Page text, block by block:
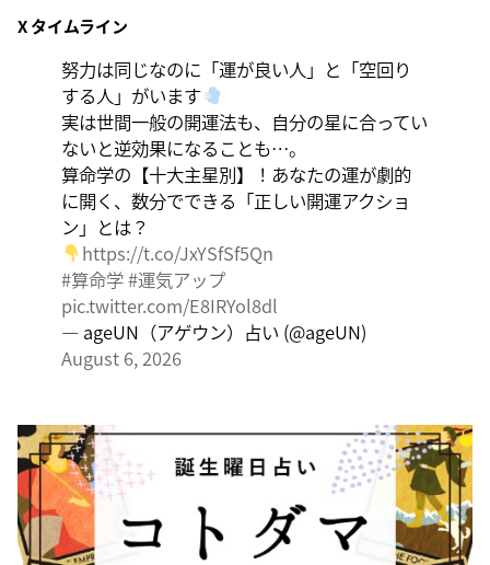
伝統や歴史的な過去のやり方・道筋を踏襲する日。あな
を。
X タイムライン
努力は同じなのに「運が良い人」と「空回り
する人」がいます
実は世間一般の開運法も、自分の星に合ってい
ないと逆効果になることも…。
算命学の【十大主星別】！あなたの運が劇的
に開く、数分でできる「正しい開運アクショ
ン」とは？
https://t.co/JxYSfSf5Qn
#算命学#運気アップ
pic.twitter.com/E8IRYol8dl
— ageUN（アゲウン）占い (@ageUN)
August 6, 2026